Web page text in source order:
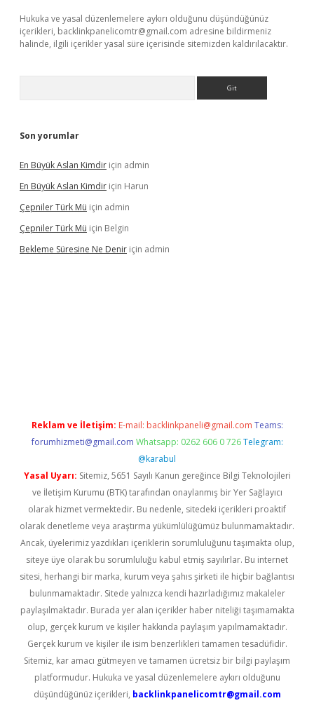
Hukuka ve yasal düzenlemelere aykırı olduğunu düşündüğünüz
içerikleri, backlinkpanelicomtr@gmail.com adresine bildirmeniz
halinde, ilgili içerikler yasal süre içerisinde sitemizden kaldırılacaktır.
Son yorumlar
En Büyük Aslan Kimdir için admin
En Büyük Aslan Kimdir için Harun
Çepniler Türk Mü için admin
Çepniler Türk Mü için Belgin
Bekleme Süresine Ne Denir için admin
Reklam ve İletişim: E-mail: backlinkpaneli@gmail.com Teams:
forumhizmeti@gmail.com Whatsapp: 0262 606 0 726 Telegram:
@karabul
Yasal Uyarı: Sitemiz, 5651 Sayılı Kanun gereğince Bilgi Teknolojileri
ve İletişim Kurumu (BTK) tarafından onaylanmış bir Yer Sağlayıcı
olarak hizmet vermektedir. Bu nedenle, sitedeki içerikleri proaktif
olarak denetleme veya araştırma yükümlülüğümüz bulunmamaktadır.
Ancak, üyelerimiz yazdıkları içeriklerin sorumluluğunu taşımakta olup,
siteye üye olarak bu sorumluluğu kabul etmiş sayılırlar. Bu internet
sitesi, herhangi bir marka, kurum veya şahıs şirketi ile hiçbir bağlantısı
bulunmamaktadır. Sitede yalnızca kendi hazırladığımız makaleler
paylaşılmaktadır. Burada yer alan içerikler haber niteliği taşımamakta
olup, gerçek kurum ve kişiler hakkında paylaşım yapılmamaktadır.
Gerçek kurum ve kişiler ile isim benzerlikleri tamamen tesadüfidir.
Sitemiz, kar amacı gütmeyen ve tamamen ücretsiz bir bilgi paylaşım
platformudur. Hukuka ve yasal düzenlemelere aykırı olduğunu
düşündüğünüz içerikleri, backlinkpanelicomtr@gmail.com